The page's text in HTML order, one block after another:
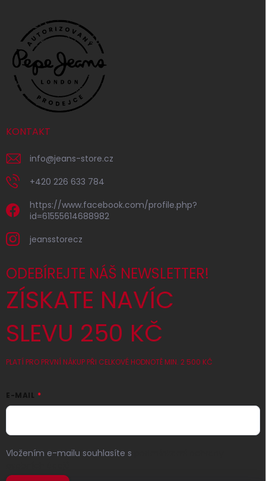
KONTAKT
info@jeans-store.cz
+420 226 633 784
https://www.facebook.com/profile.php?
id=61555614688982
jeansstorecz
ODEBÍREJTE NÁŠ NEWSLETTER!
ZÍSKATE NAVÍC
SLEVU 250 KČ
PLATÍ PRO PRVNÍ NÁKUP PŘI CELKOVÉ HODNOTĚ MIN. 2 500 KČ
E-MAIL
Vložením e-mailu souhlasíte s